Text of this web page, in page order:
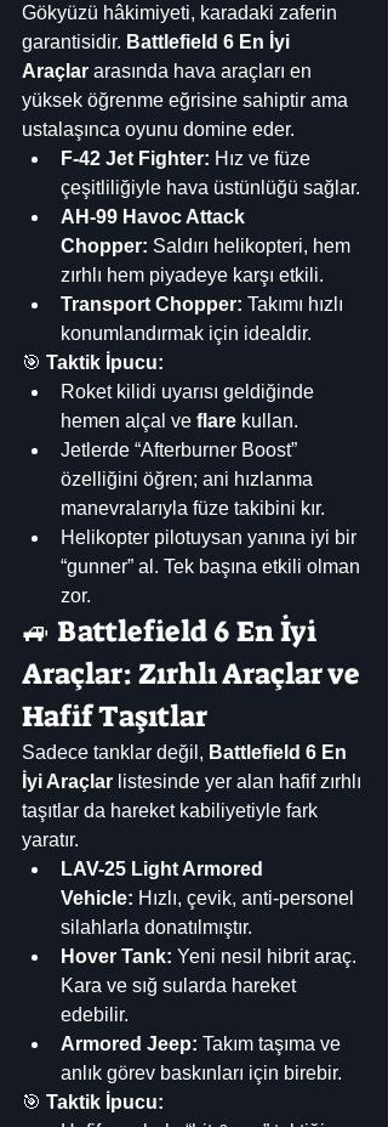
Gökyüzü hâkimiyeti, karadaki zaferin
garantisidir. Battlefield 6 En İyi
Araçlar arasında hava araçları en
yüksek öğrenme eğrisine sahiptir ama
ustalaşınca oyunu domine eder.
F-42 Jet Fighter: Hız ve füze
çeşitliliğiyle hava üstünlüğü sağlar.
AH-99 Havoc Attack
Chopper: Saldırı helikopteri, hem
zırhlı hem piyadeye karşı etkili.
Transport Chopper: Takımı hızlı
konumlandırmak için idealdir.
🎯 Taktik İpucu:
Roket kilidi uyarısı geldiğinde
hemen alçal ve flare kullan.
Jetlerde “Afterburner Boost”
özelliğini öğren; ani hızlanma
manevralarıyla füze takibini kır.
Helikopter pilotuysan yanına iyi bir
“gunner” al. Tek başına etkili olman
zor.
🚙 Battlefield 6 En İyi
Araçlar: Zırhlı Araçlar ve
Hafif Taşıtlar
Sadece tanklar değil, Battlefield 6 En
İyi Araçlar listesinde yer alan hafif zırhlı
taşıtlar da hareket kabiliyetiyle fark
yaratır.
LAV-25 Light Armored
Vehicle: Hızlı, çevik, anti-personel
silahlarla donatılmıştır.
Hover Tank: Yeni nesil hibrit araç.
Kara ve sığ sularda hareket
edebilir.
Armored Jeep: Takım taşıma ve
anlık görev baskınları için birebir.
🎯 Taktik İpucu: